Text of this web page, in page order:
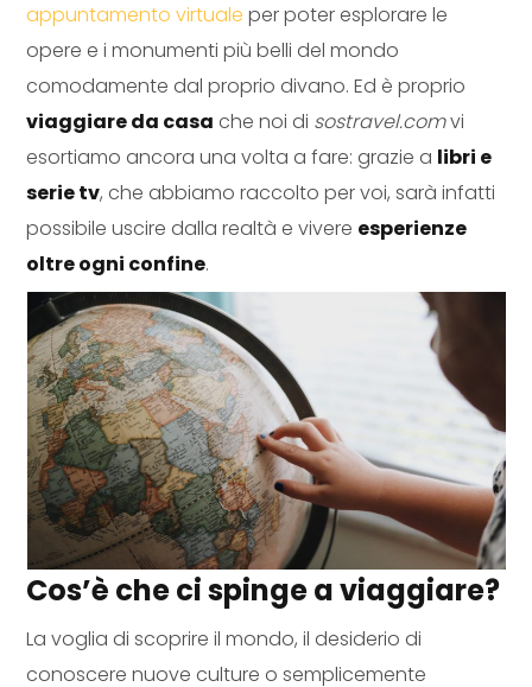
appuntamento virtuale per poter esplorare le
opere e i monumenti più belli del mondo
comodamente dal proprio divano. Ed è proprio
viaggiare da casa che noi di sostravel.comvi
esortiamo ancora una volta a fare: grazie a libri e
serie tv, che abbiamo raccolto per voi, sarà infatti
possibile uscire dalla realtà e vivere esperienze
oltre ogni confine.
Cos’è che ci spinge a viaggiare?
La voglia di scoprire il mondo, il desiderio di
conoscere nuove culture o semplicemente